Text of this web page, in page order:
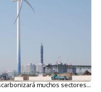
muchos sectores